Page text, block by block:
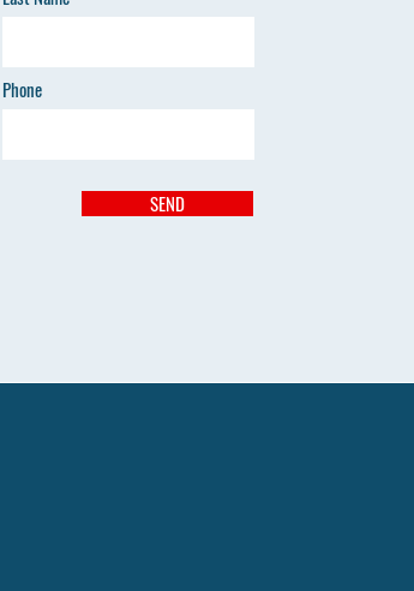
Phone
SEND